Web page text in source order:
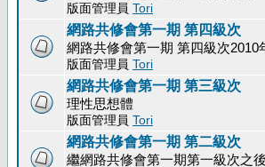
版面管理員 Tori
網路共修會第一期 第四級次
網路共修會第一期 第四級次2010
版面管理員 Tori
網路共修會第一期 第三級次
理性思想體
版面管理員 Tori
網路共修會第一期 第二級次
繼網路共修會第一期第一級次之